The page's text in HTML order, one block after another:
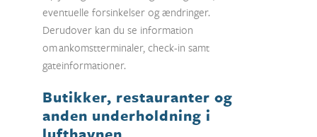
eventuelle forsinkelser og ændringer.
Derudover kan du se information
om ankomstterminaler, check-in samt
gateinformationer.
Butikker, restauranter og
anden underholdning i